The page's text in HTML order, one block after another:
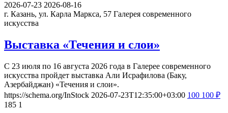
2026-07-23 2026-08-16
г. Казань, ул. Карла Маркса, 57 Галерея современного
искусства
Выставка «Течения и слои»
С 23 июля по 16 августа 2026 года в Галерее современного
искусства пройдет выставка Али Исрафилова (Баку,
Азербайджан) «Течения и слои».
https://schema.org/InStock 2026-07-23T12:35:00+03:00 100 100 ₽
185 1